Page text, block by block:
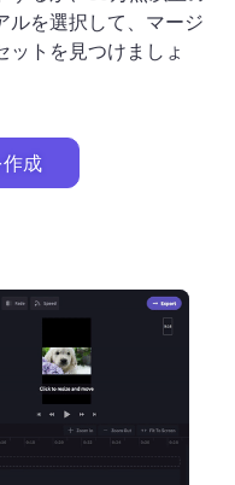
ルを選択して、マージ
ットを見つけましょ
成